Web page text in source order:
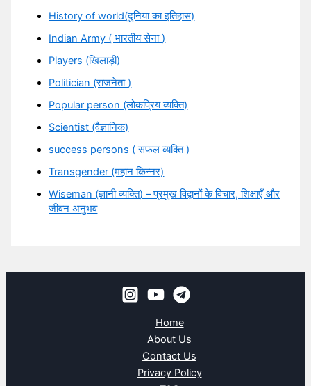
History of world(दुनिया का इतिहास)
Indian Army ( भारतीय सेना )
Players (खिलाड़ी)
Politician (राजनेता )
Popular person (लोकप्रिय व्यक्ति)
Scientist (वैज्ञानिक)
success persons ( सफल व्यक्ति )
Transgender (महान किन्नर)
Wiseman (ज्ञानी व्यक्ति) – प्रमुख विद्वानों के विचार, शिक्षाएँ और
जीवन अनुभव
Home
About Us
Contact Us
Privacy Policy